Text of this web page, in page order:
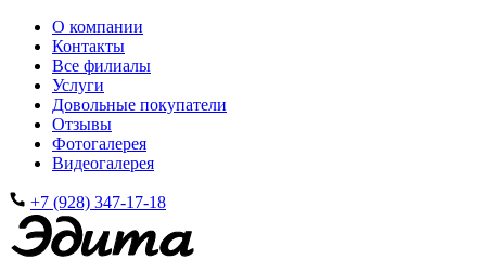
О компании
Контакты
Все филиалы
Услуги
Довольные покупатели
Отзывы
Фотогалерея
Видеогалерея
+7 (928) 347-17-18